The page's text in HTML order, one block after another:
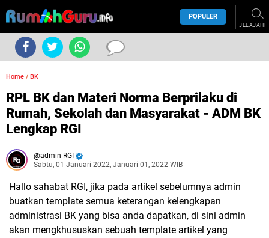
POPULER
JELAJAHI
Home / BK
RPL BK dan Materi Norma Berprilaku di
Rumah, Sekolah dan Masyarakat - ADM BK
Lengkap RGI
admin RGI
Sabtu, 01 Januari 2022, Januari 01, 2022 WIB
Hallo sahabat RGI, jika pada artikel sebelumnya admin
buatkan template semua keterangan kelengkapan
administrasi BK yang bisa anda dapatkan, di sini admin
akan mengkhususkan sebuah template artikel yang